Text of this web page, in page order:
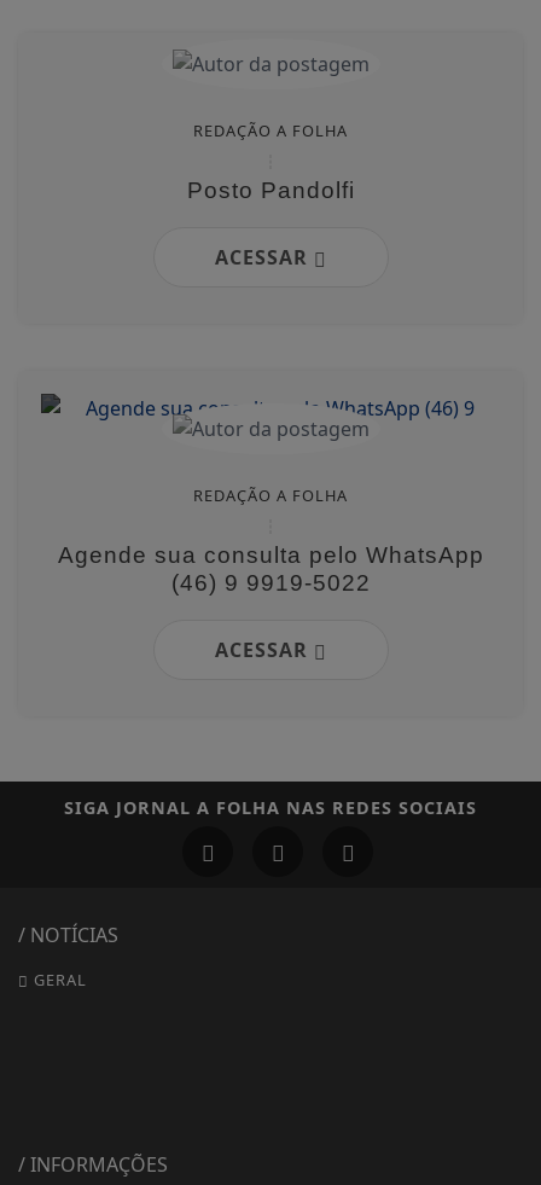
REDAÇÃO A FOLHA
Posto Pandolfi
ACESSAR
REDAÇÃO A FOLHA
Agende sua consulta pelo WhatsApp
(46) 9 9919-5022
ACESSAR
SIGA JORNAL A FOLHA NAS REDES SOCIAIS
/ NOTÍCIAS
GERAL
/ INFORMAÇÕES